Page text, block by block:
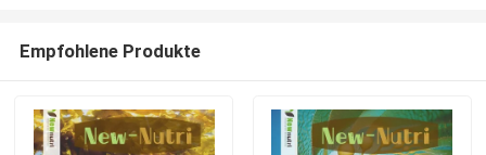
Empfohlene Produkte